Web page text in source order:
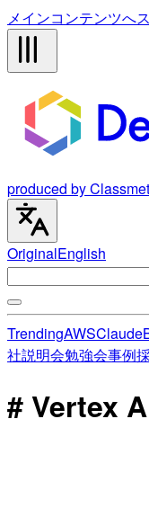
メインコンテンツへ
produced by
OriginalEnglish
TrendingAWSClaude
社説明会勉強会事例
# Vertex